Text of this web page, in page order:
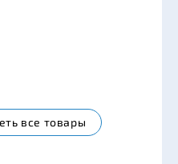
все товары